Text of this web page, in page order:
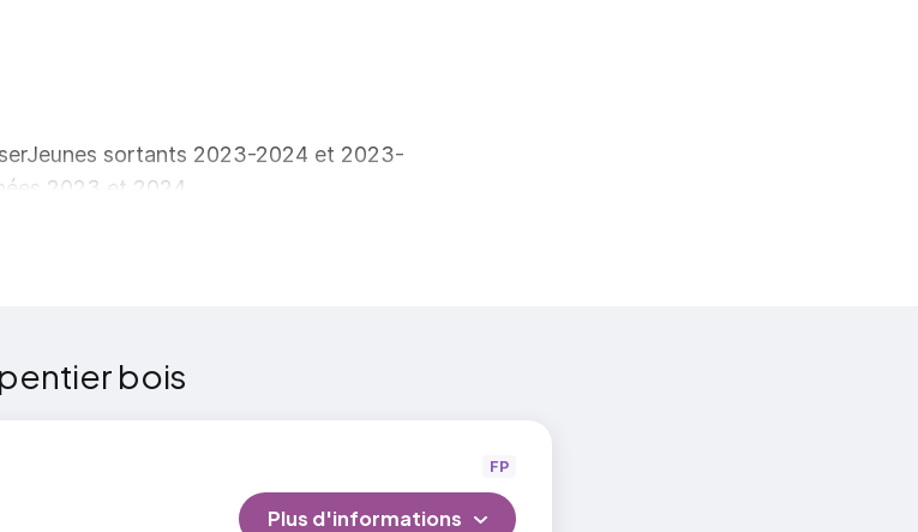
du chantier
sortants 2023-2024 et 2023-
2023 et 2024.
bois
FP
Plus d'informations